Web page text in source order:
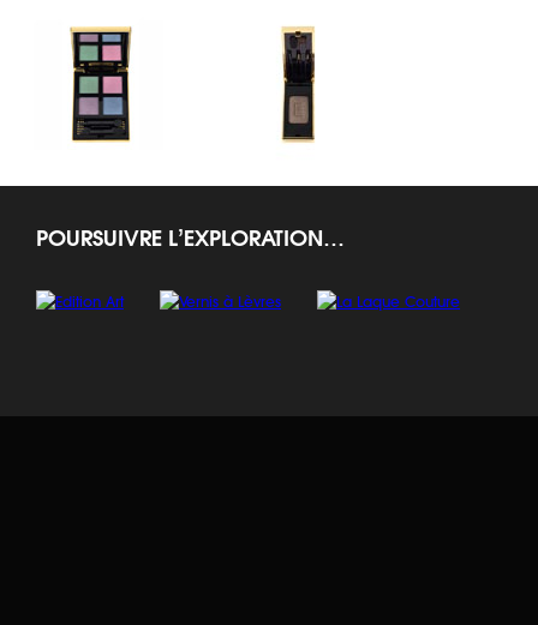
OMBRES À PAUPIÈRES
Pure Chromatics
OMBRES À PAUPIÈRES
Marrakesh Sunset Palette
Y FACETTES PALETTE
Ombres Solo
Ombres Duo
POURSUIVRE L’EXPLORATION…